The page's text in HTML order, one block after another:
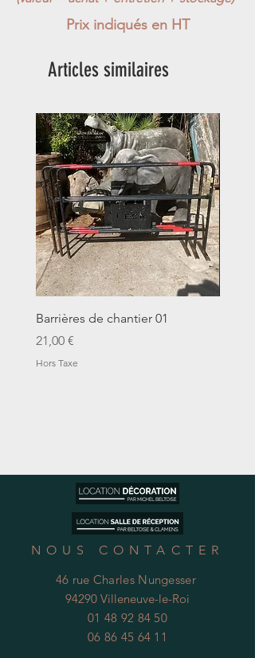
Prix indiqués en HT
Articles similaires
Barrières de chantier 01
Prix
21,00 €
Hors Taxe
NOUS CONTACTER
46 rue Charles Nungesser
94290 Villeneuve-le-Roi
01 48 92 84 50
06 86 45 64 11